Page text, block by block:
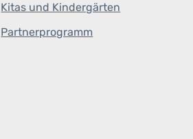
Kitas und Kindergärten
Partnerprogramm